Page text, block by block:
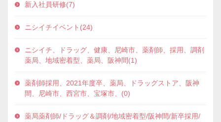
新入社員研修(7)
ニシイチイベント(24)
ニシイチ、ドラッグ、健康、尼崎市、薬剤師、採用、調剤
薬局、地域密着型、薬局、阪神間(1)
薬剤師採用、2021年度卒、薬局、ドラッグストア、阪神
間、尼崎市、西宮市、宝塚市、(0)
薬局薬剤師/ドラッグ＆調剤/地域密着型/阪神間/新卒採用/